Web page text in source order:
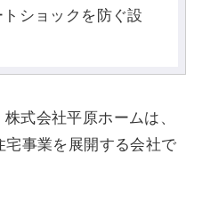
ショックを防ぐ設
式会社平原ホームは、
事業を展開する会社で